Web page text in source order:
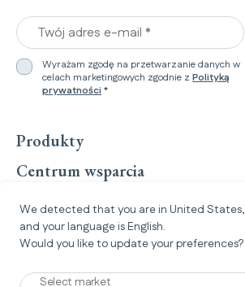
Twój adres e-mail *
Wyrażam zgodę na przetwarzanie danych w
celach marketingowych zgodnie z Polityką
prywatności *
Produkty
Centrum wsparcia
Świat Inglesina
Informacje prawne
We detected that you are in United States,
and your language is English.
Would you like to update your preferences?
Select market